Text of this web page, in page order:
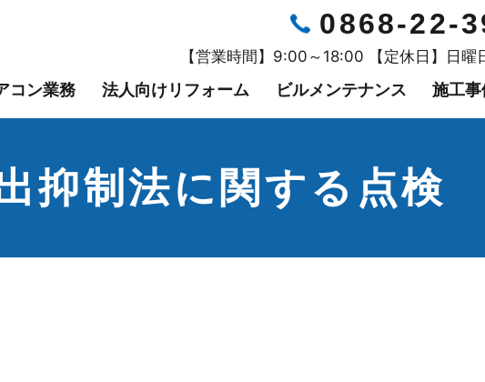
コン業務 法人向けリフォーム ビルメンテナンス 施工事
0868-22-
【営業時間】9:00～18:00 【定休日】日曜
抑制法に関する点検